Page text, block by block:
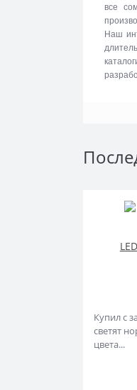
все
Наш
Купил с
светят
цвета...